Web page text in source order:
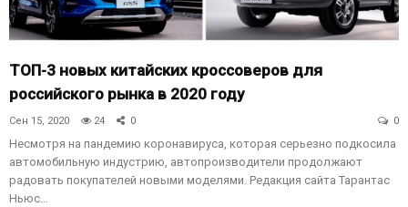
ТОП-3 новых китайских кроссоверов для
российского рынка в 2020 году
Сен 15, 2020 24 0 0
Несмотря на пандемию коронавируса, которая серьезно подкосила
автомобильную индустрию, автопроизводители продолжают
радовать покупателей новыми моделями. Редакция сайта Тарантас
Ньюс…